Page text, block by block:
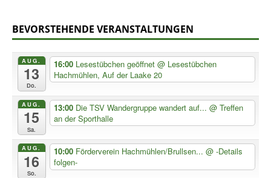
BEVORSTEHENDE VERANSTALTUNGEN
AUG.
13
Do.
16:00 Lesestübchen geöffnet @ Lesestübchen
Hachmühlen, Auf der Laake 20
AUG.
15
Sa.
13:00 Die TSV Wandergruppe wandert auf... @ Treffen
an der Sporthalle
AUG.
16
So.
10:00 Förderverein Hachmühlen/Brullsen... @ -Details
folgen-